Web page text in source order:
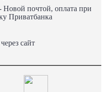
почтой, оплата при
Приватбанка
сайт